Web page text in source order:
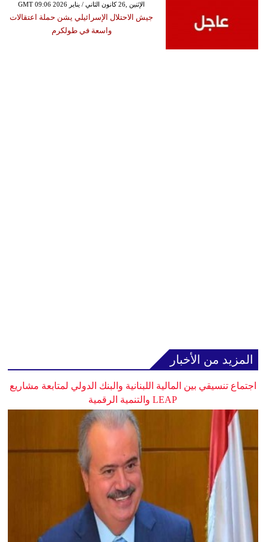
GMT 09:06 2026 الإثنين ,26 كانون الثاني / يناير
جيش الاحتلال الإسرائيلي يشن حملة اعتقالات
واسعة في طولكرم
المزيد من الأخبار
اجتماع تنسيقي بين المالية اللبنانية والبنك الدولي لمتابعة مشاريع
LEAP والتنمية الرقمية